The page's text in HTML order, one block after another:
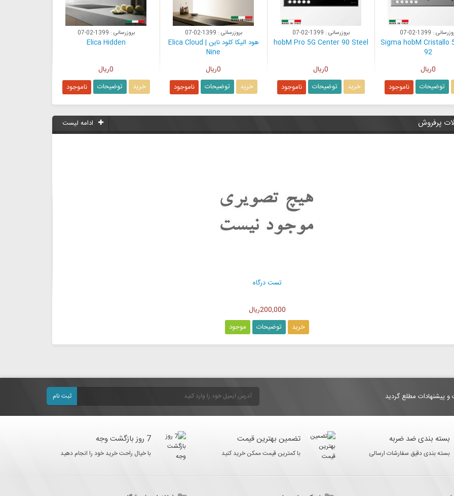
بروزرسانی : 1399-02-07
Elica Hidden
0ریال
خرید
توضیحات ناموجود
بروزرسانی : 1399-02-07
هود الیکا کلود ناین | Elica Cloud
Nine
0ریال
خرید
توضیحات ناموجود
بروزرسانی : 1399-02-07
hobM Pro 5G Center 90 Steel
0ریال
خرید
توضیحات ناموجود
بروزرسانی : 1399-02-07
Sigma hobM Cristallo
92
0ریال
توضیحات ناموجود
پرفروش ادامه لیست
تست درگاه
200,000ریال
خرید
توضیحات موجود
و پیشنهادات مطلع گردید ثبت نام
بسته بندی ضد ضربه
بسته بندی دقیق سفارشات ارسالی
تضمین بهترین قیمت
با کمترین قیمت ممکن خرید کنید
7 روز بازگشت وجه
با خیال راحت خرید خود را انجام دهید